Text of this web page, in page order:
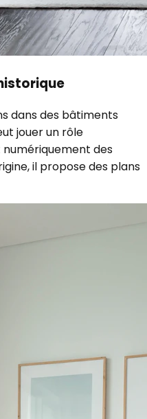
dans des bâtiments
jouer un rôle
des
il propose des plans